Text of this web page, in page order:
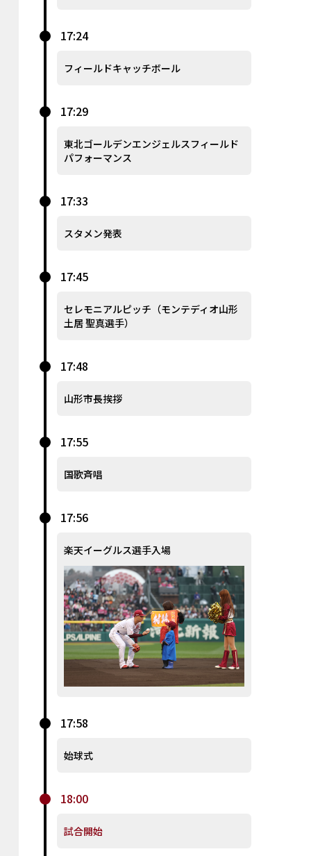
17:24
フィールドキャッチボール
17:29
東北ゴールデンエンジェルスフィールド
パフォーマンス
17:33
スタメン発表
17:45
セレモニアルピッチ（モンテディオ山形
土居 聖真選手）
17:48
山形市長挨拶
17:55
国歌斉唱
17:56
楽天イーグルス選手入場
17:58
始球式
18:00
試合開始